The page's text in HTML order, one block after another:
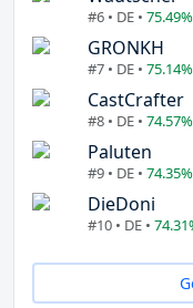
#6 • DE • 75.49%
GRONKH
#7 • DE • 75.14%
CastCrafter
#8 • DE • 74.57%
Paluten
#9 • DE • 74.35%
DieDoni
#10 • DE •